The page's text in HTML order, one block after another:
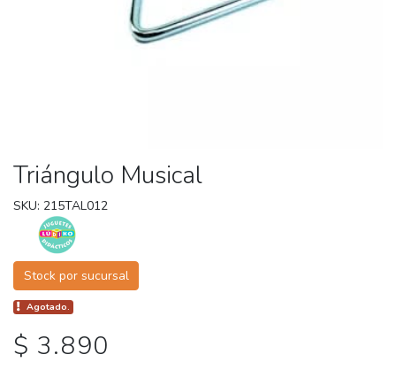
Triángulo Musical
SKU: 215TAL012
Stock por sucursal
Agotado.
$ 3.890